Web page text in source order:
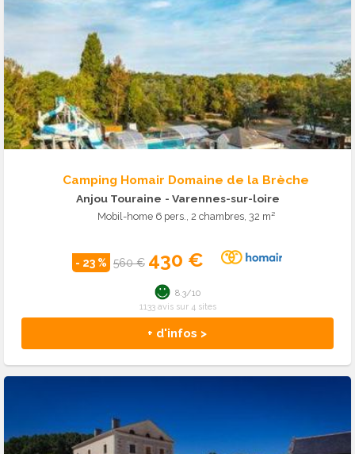
Camping Homair Domaine de la Brèche
Anjou Touraine - Varennes-sur-loire
Mobil-home 6 pers., 2 chambres, 32 m²
- 23 % 560 € 430 €
+ d'infos >
8.3/10
1133 avis sur 4 sites